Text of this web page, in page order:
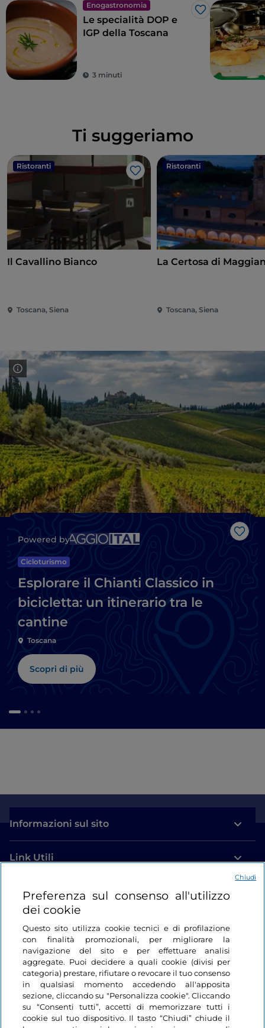
Enogastronomia
Like
Le specialità DOP e
IGP della Toscana
3 minuti
Ti suggeriamo
Ristoranti
Like
Il Cavallino Bianco
Toscana, Siena
Ristoranti
La Certosa di
Toscana, Siena
Like
Powered by
Cicloturismo
Esplorare il Chianti Classico in
bicicletta: un itinerario tra le
cantine
Toscana
Scopri di più
Informazioni sul sito
Link Utili
Login
Restiamo in contatto
Preferenza sul consenso all'utilizzo
dei cookie
Questo sito utilizza cookie tecnici e di profilazione
con finalità promozionali, per migliorare la
navigazione del sito e per effettuare analisi
aggregate. Puoi decidere a quali cookie (divisi per
categoria) prestare, rifiutare o revocare il tuo consenso
in qualsiasi momento accedendo all'apposita
sezione, cliccando su "Personalizza cookie". Cliccando
su “Consenti tutti”, accetti di memorizzare tutti i
cookie sul tuo dispositivo. Il tasto “Chiudi” chiude il
Chiudi